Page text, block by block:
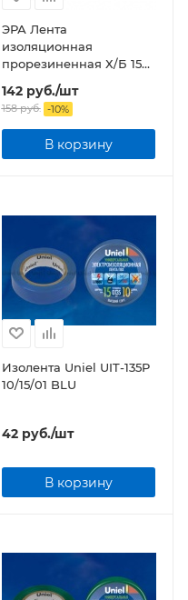
ЭРА Лента
изоляционная
прорезиненная Х/Б 150
142руб./шт
158руб. -10%
В корзину
Изолента Uniel UIT-135P
10/15/01 BLU
42руб./шт
В корзину